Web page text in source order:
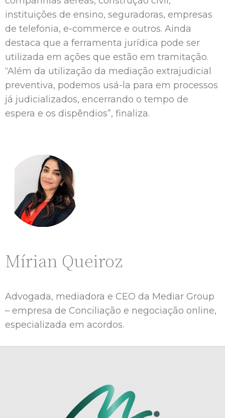
instituições de ensino, seguradoras, empresas
de telefonia, e-commerce e outros. Ainda
destaca que a ferramenta jurídica pode ser
utilizada em ações que estão em tramitação.
“Além da utilização da mediação extrajudicial
preventiva, podemos usá-la para em processos
já judicializados, encerrando o tempo de
espera e os dispêndios”, finaliza.
Mírian Queiroz
Advogada, mediadora e CEO da Mediar Group
– empresa de Conciliação e negociação online,
especializada em acordos.